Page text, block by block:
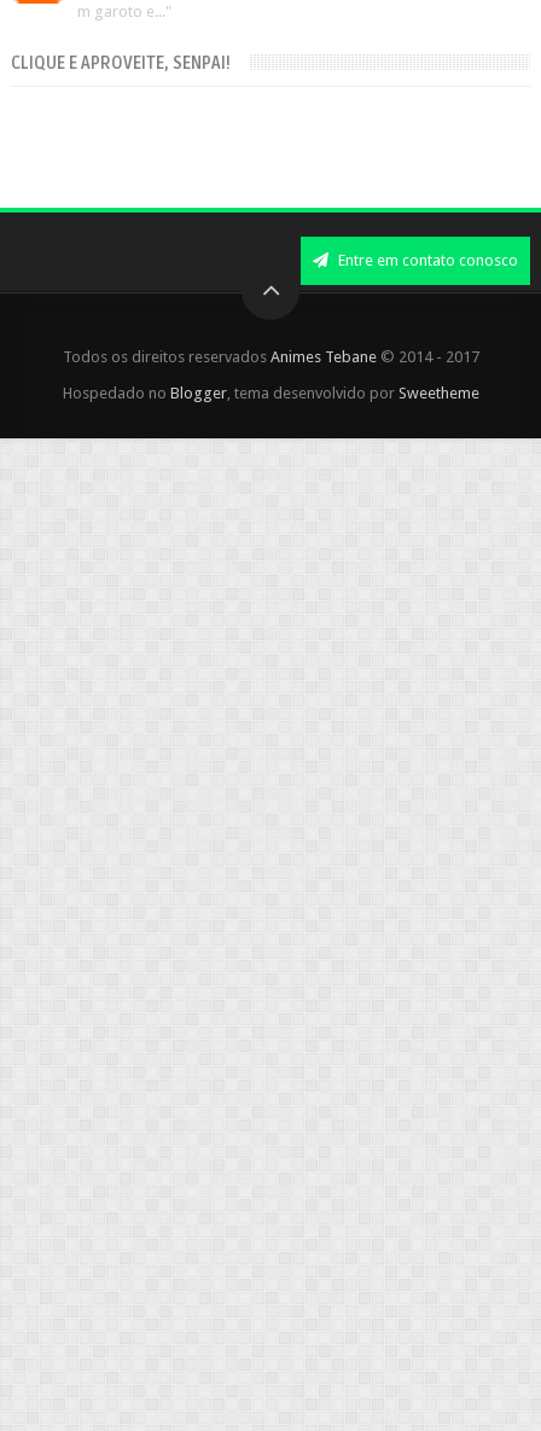
m garoto e..."
CLIQUE E APROVEITE, SENPAI!
Entre em contato conosco
Todos os direitos reservados Animes Tebane© 2014 - 2017
Hospedado no Blogger, tema desenvolvido por Sweetheme